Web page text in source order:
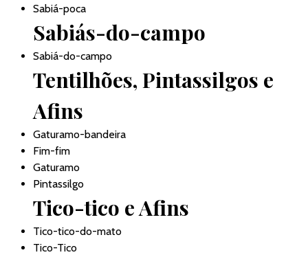
Sabiá-poca
Sabiás-do-campo
Sabiá-do-campo
Tentilhões, Pintassilgos e
Afins
Gaturamo-bandeira
Fim-fim
Gaturamo
Pintassilgo
Tico-tico e Afins
Tico-tico-do-mato
Tico-Tico